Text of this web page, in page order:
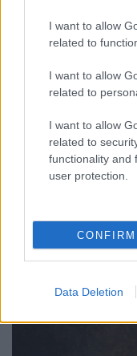
I want to allow
related to
I want to allow
related to
I want to allow
related to
functionality and
user protection.
CONFIRM
Data Deletion
lehet bízni. Ha
rajta, akkor maga
lenni, ami hol így
keresztül tanuljuk
Lelkileg, fizikailag
előadás?
is meglehetősen
előadás alapján